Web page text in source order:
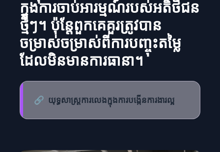
ក្នុងការចាប់អារម្មណ៍របស់អតិថិជន
ថ្មីៗ។ ប៉ុន្តែពួកគេគួរត្រូវបាន
ចម្រាស់ចម្រាស់ពីការបញ្ចុះតម្លៃ
ដែលមិនមានការធានា។
🔗 យុទ្ធសាស្ត្រការលេងក្នុងការបង្កើនការងារល្អ